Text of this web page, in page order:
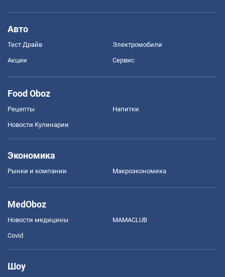
Авто
Тест Драйв Электромобили
Акции Сервис
Food Oboz
Рецепты Напитки
Новости Кулинарии
Экономика
Рынки и компании Mакроэкономика
MedOboz
Новости медицины MAMACLUB
Covid
Шоу